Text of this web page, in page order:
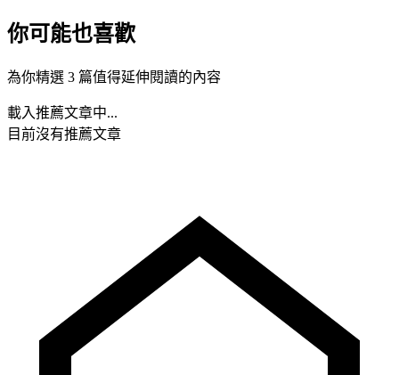
你可能也喜歡
為你精選 3 篇值得延伸閱讀的內容
載入推薦文章中...
目前沒有推薦文章